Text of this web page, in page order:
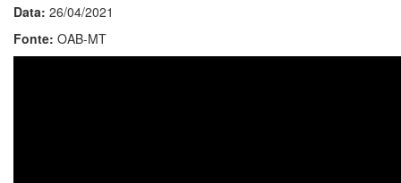
Data: 26/04/2021
Fonte: OAB-MT